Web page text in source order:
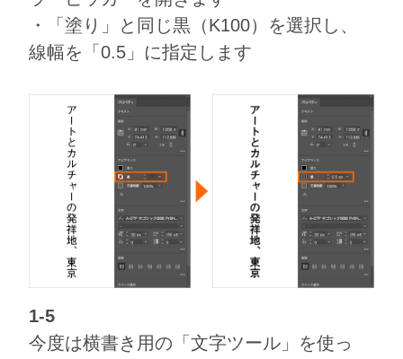
・「塗り」と同じ黒（K100）を選択し、
線幅を「0.5」に指定します
1-5
今度は横書き用の「文字ツール」を使っ